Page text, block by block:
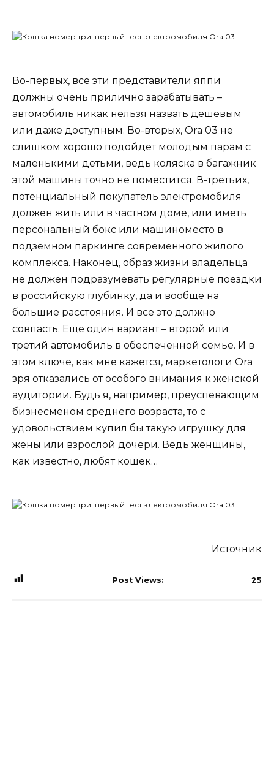
Во-первых, все эти представители яппи
должны очень прилично зарабатывать –
автомобиль никак нельзя назвать дешевым
или даже доступным. Во-вторых, Ora 03 не
слишком хорошо подойдет молодым парам с
маленькими детьми, ведь коляска в багажник
этой машины точно не поместится. В-третьих,
потенциальный покупатель электромобиля
должен жить или в частном доме, или иметь
персональный бокс или машиноместо в
подземном паркинге современного жилого
комплекса. Наконец, образ жизни владельца
не должен подразумевать регулярные поездки
в российскую глубинку, да и вообще на
большие расстояния. И все это должно
совпасть. Еще один вариант – второй или
третий автомобиль в обеспеченной семье. И в
этом ключе, как мне кажется, маркетологи Ora
зря отказались от особого внимания к женской
аудитории. Будь я, например, преуспевающим
бизнесменом среднего возраста, то с
удовольствием купил бы такую игрушку для
жены или взрослой дочери. Ведь женщины,
как известно, любят кошек…
Источник
Post Views: 25